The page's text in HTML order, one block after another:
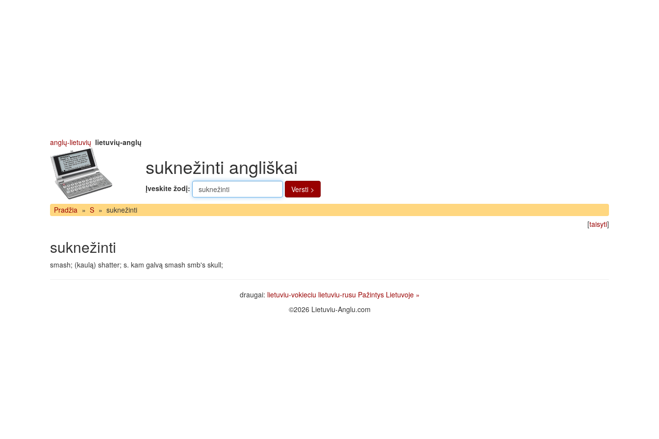
anglų-lietuvių lietuvių-anglų
suknežinti angliškai
Įveskite žodį: Versti >
Pradžia » S » suknežinti
[taisyti]
suknežinti
smash; (kaulą) shatter; s. kam galvą smash smb's skull;
draugai: lietuviu-vokieciu lietuviu-rusu Pažintys Lietuvoje »
©2026 Lietuviu-Anglu.com